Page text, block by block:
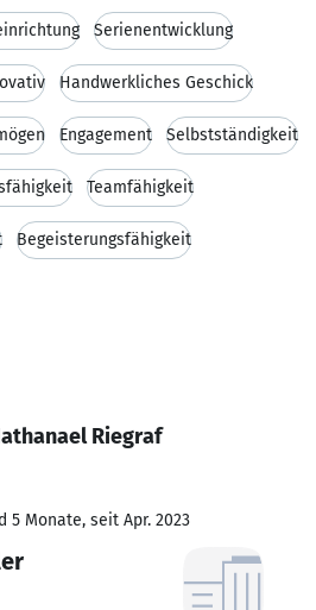
Serienentwicklung
Handwerkliches Geschick
Engagement Selbstständigkeit
Teamfähigkeit
Begeisterungsfähigkeit
Riegraf
5 Monate, seit Apr. 2023